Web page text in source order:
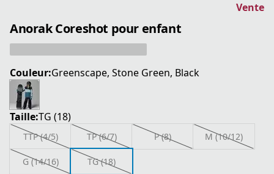
Vente
Anorak Coreshot pour enfant
Couleur:Greenscape, Stone Green, Black
Taille:TG (18)
TTP (4/5) TP (6/7) P (8) M (10/12)
G (14/16) TG (18)